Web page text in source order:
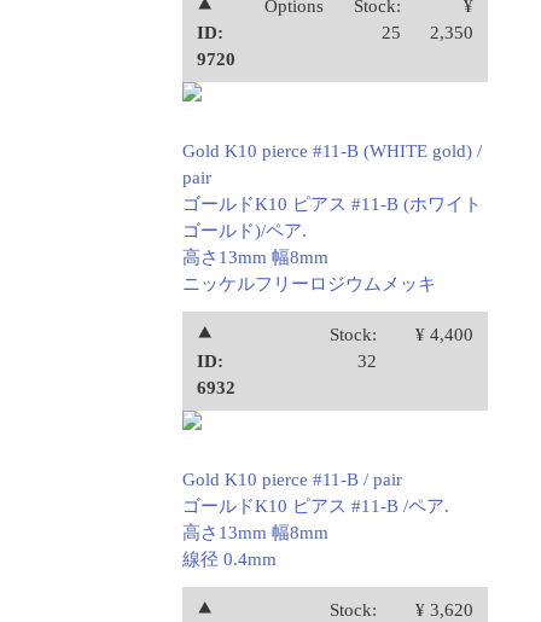
⯅
ID:
9720
Options
Stock:
25
¥
2,350
Gold K10 pierce #11-B (WHITE gold) /
pair
ゴールドK10 ピアス #11-B (ホワイト
ゴールド)/ペア.
高さ13mm 幅8mm
ニッケルフリーロジウムメッキ
⯅
ID:
6932
Stock:
32
¥ 4,400
Gold K10 pierce #11-B / pair
ゴールドK10 ピアス #11-B /ペア.
高さ13mm 幅8mm
線径 0.4mm
⯅
Stock:
¥ 3,620